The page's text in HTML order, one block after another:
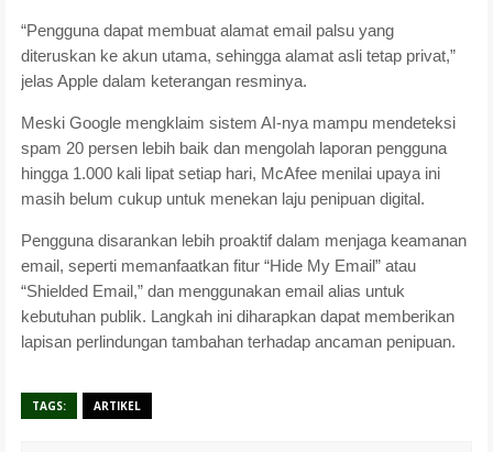
“Pengguna dapat membuat alamat email palsu yang
diteruskan ke akun utama, sehingga alamat asli tetap privat,”
jelas Apple dalam keterangan resminya.
Meski Google mengklaim sistem AI-nya mampu mendeteksi
spam 20 persen lebih baik dan mengolah laporan pengguna
hingga 1.000 kali lipat setiap hari, McAfee menilai upaya ini
masih belum cukup untuk menekan laju penipuan digital.
Pengguna disarankan lebih proaktif dalam menjaga keamanan
email, seperti memanfaatkan fitur “Hide My Email” atau
“Shielded Email,” dan menggunakan email alias untuk
kebutuhan publik. Langkah ini diharapkan dapat memberikan
lapisan perlindungan tambahan terhadap ancaman penipuan.
TAGS: ARTIKEL